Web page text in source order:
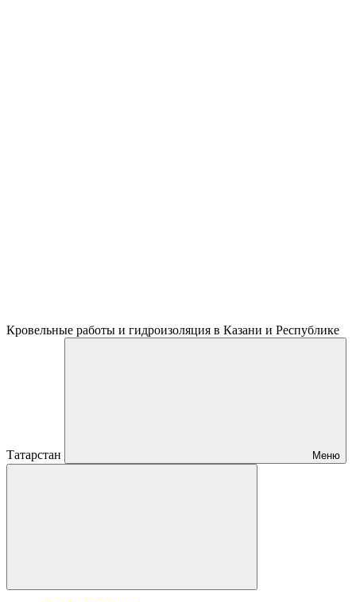
Кровельные работы и гидроизоляция в Казани и Республике
Татарстан Меню